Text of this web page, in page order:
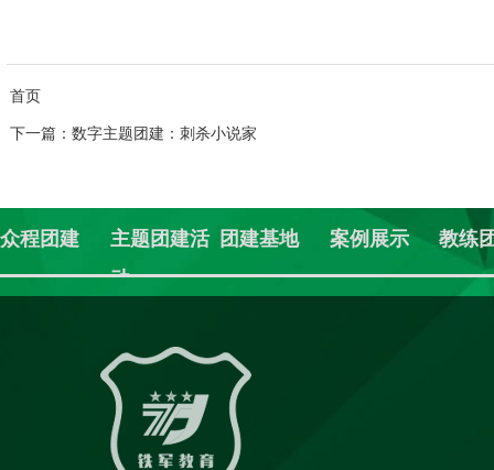
首页
下一篇：数字主题团建：刺杀小说家
众程团建
主题团建活
动
团建基地 案例展示 教练